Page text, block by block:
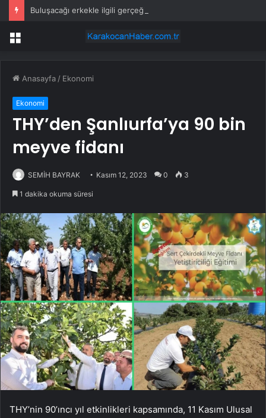
Menü
Anasayfa / Ekonomi
Ekonomi
THY’den Şanlıurfa’ya 90 bin
meyve fidanı
SEMİH BAYRAK Kasım 12, 2023 0 3
1 dakika okuma süresi
THY’nin 90’ıncı yıl etkinlikleri kapsamında, 11 Kasım Ulusal